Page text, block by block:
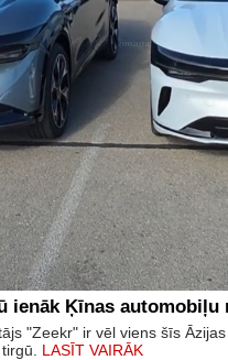
ienāk Ķīnas automobiļu
"Zeekr" ir vēl viens šīs
LASĪT VAIRĀK